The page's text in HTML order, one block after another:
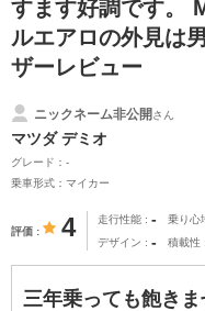
すます好調です。
ルエアロの外見は
ザーレビュー
ニックネーム非公開さん
マツダ デミオ
グレード：-
乗車形式：マイカー
評価 4 走行性能 - 乗り心
デザイン - 積載性
三年乗っても飽き